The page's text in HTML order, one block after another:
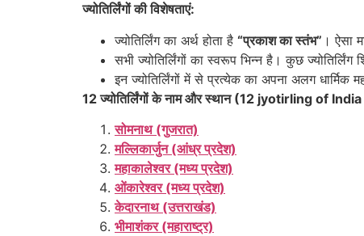
ज्योतिर्लिंगों की विशेषताएं:
ज्योतिर्लिंग का अर्थ होता है “प्रकाश का स्तंभ” । ऐसा
सभी ज्योतिर्लिंगों का स्वरूप भिन्न है। कुछ
इन ज्योतिर्लिंगों में से प्रत्येक का अपना अलग धार्मिक
12 ज्योतिर्लिंगों के नाम और स्थान (12 jyotirling of
सोमनाथ (गुजरात)
मल्लिकार्जुन (आंध्र प्रदेश)
महाकालेश्वर (मध्य प्रदेश)
ओंकारेश्वर (मध्य प्रदेश)
केदारनाथ (उत्तराखंड)
भीमाशंकर (महाराष्ट्र)